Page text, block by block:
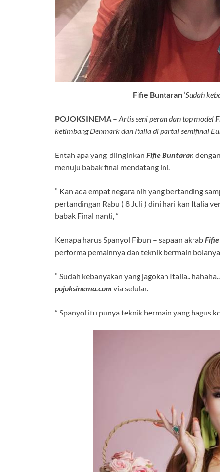
Fifie Buntaran‘Sudah
POJOKSINEMA – Artis seni peran dan top model
ketimbang Denmark dan Italia di partai semifinal
Entah apa yang diinginkan Fifie Buntaran
menuju babak final mendatang ini.
” Kan ada empat negara nih yang bertanding
pertandingan Rabu ( 8 Juli ) dini hari kan Italia
babak Final nanti, ”
Kenapa harus Spanyol Fibun – sapaan akrab
performa pemainnya dan teknik bermain
” Sudah kebanyakan yang jagokan Italia..
pojoksinema.com via selular.
” Spanyol itu punya teknik bermain yang bagus